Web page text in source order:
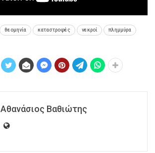
θεομηνία καταστροφές νεκροί πλημμύρα
Αθανάσιος Βαθιώτης